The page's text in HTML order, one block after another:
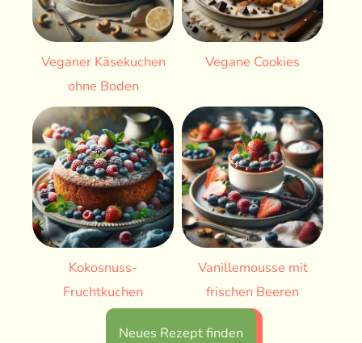
Veganer Käsekuchen
ohne Boden
Vegane Cookies
Kokosnuss-
Fruchtkuchen
Vanillemousse mit
frischen Beeren
Neues Rezept finden